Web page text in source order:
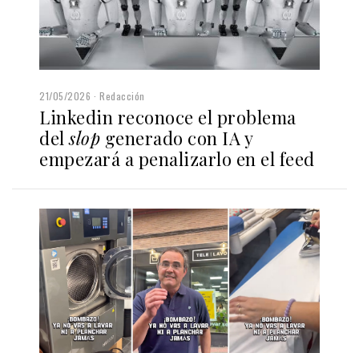
21/05/2026 Redacción
Linkedin reconoce el problema
delslop generado con IA y
empezará a penalizarlo en el feed